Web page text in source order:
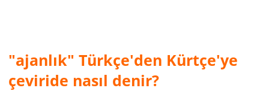
"ajanlık" Türkçe'den Kürtçe'ye
çeviride nasıl denir?